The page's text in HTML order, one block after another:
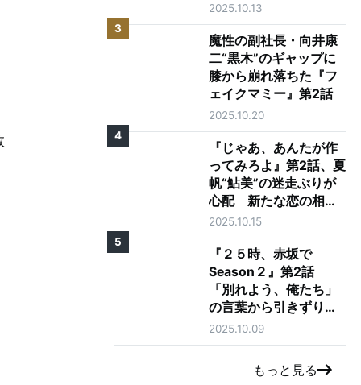
リー』第1話
2025.10.13
3
魔性の副社長・向井康
二“黒木”のギャップに
膝から崩れ落ちた『フ
ェイクマミー』第2話
2025.10.20
4
『じゃあ、あんたが作
ってみろよ』第2話、夏
帆“鮎美”の迷走ぶりが
心配 新たな恋の相手
に「大丈夫そう？」の
声も
2025.10.15
5
『２５時、赤坂で
Season２』第2話
「別れよう、俺たち」
の言葉から引きずり出
される駒木根葵汰"羽
山"と新原泰佑"白崎"の
2025.10.09
もっと見る